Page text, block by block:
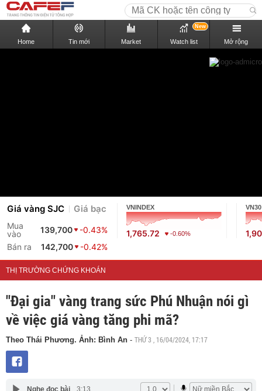
Home Tin mới Market Watch list
New
Mở rộng
Giá vàng SJC Giá bạc
Mua
vào
139,700
-0.43%
Bán ra
142,700 -0.42%
VNINDEX
1,765.72 -0.60%
VN30
THỊ TRƯỜNG CHỨNG KHOÁN
"Đại gia" vàng trang sức Phú Nhuận nói gì
về việc giá vàng tăng phi mã?
Theo Thái Phương. Ảnh: Bình An - THỨ 3 , 16/04/2024, 17:17
Nghe đọc bài 3:13